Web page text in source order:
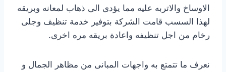
الاوساخ والاتربه عليه مما يؤدى الى ذهاب لمعانه وبريقه
لهذا السسب قامت الشركة بتوفير خدمة تنظيف وجلى
رخام من اجل تنظيفه واعادة بريقه مره اخرى.
نعرف ما تتمتع به واجهات المبانى من مظاهر الجمال و